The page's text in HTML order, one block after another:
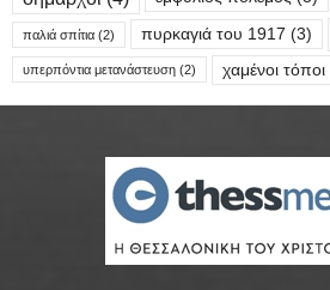
παλιά σπίτια (2) πυρκαγιά του 1917 (3)
υπερπόντια μετανάστευση (2) χαμένοι τόποι